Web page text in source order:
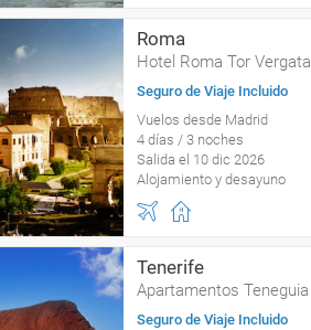
Roma
Hotel Roma Tor Vergata
Seguro de Viaje Incluido
Vuelos desde Madrid
4 días / 3 noches
Salida el 10 dic 2026
Alojamiento y desayuno
Tenerife
Apartamentos Teneguia
Seguro de Viaje Incluido